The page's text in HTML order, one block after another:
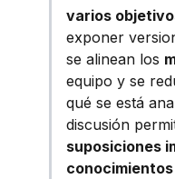
varios
exponer
se alinean los
equipo y se
qué se está
discusión
suposiciones